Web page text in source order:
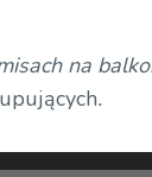
na
.